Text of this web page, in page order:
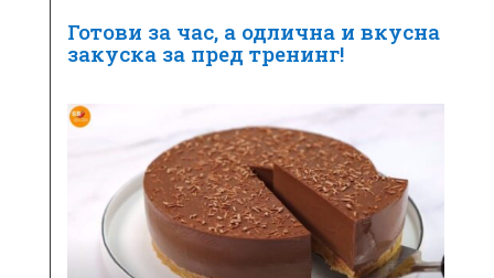
Готови за час, а одлична и вкусна
закуска за пред тренинг!